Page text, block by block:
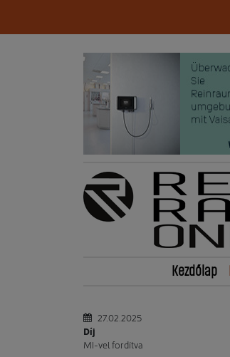
Kezdőlap
27.02.2025
Díj
MI-vel fordítva